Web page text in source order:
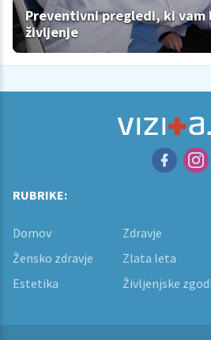
Preventivni pregledi, ki vam
življenje
RUBRIKE:
Domov Zdravje
Žensko zdravje
Zlata leta
Estetika
Življenjske